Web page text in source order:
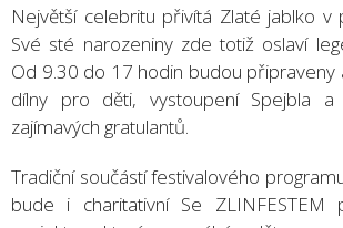
Největší celebritu přivítá Zlaté jablko v
Své sté narozeniny zde totiž oslaví
Od 9.30 do 17 hodin budou připraveny
dílny pro děti, vystoupení Spejbla
zajímavých gratulantů.
Tradiční součástí festivalového
bude i charitativní Se ZLINFESTEM